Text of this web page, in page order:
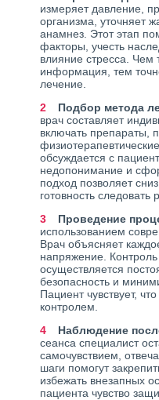
измеряет давление,
организма, уточняет
анамнез. Этот этап
факторы, учесть
влияние стресса. Чем
информация, тем
лечение.
Подбор метода
врач составляет
включать препараты,
обсуждается с
недопонимание и
подход позволяет
готовность следовать
Проведение
использованием
Врач объясняет
напряжение.
осуществляется
безопасность и
Пациент чувствует,
контролем.
Наблюдение
сеанса специалист
самочувствием,
шаги помогут
избежать внезапных
пациента чувство